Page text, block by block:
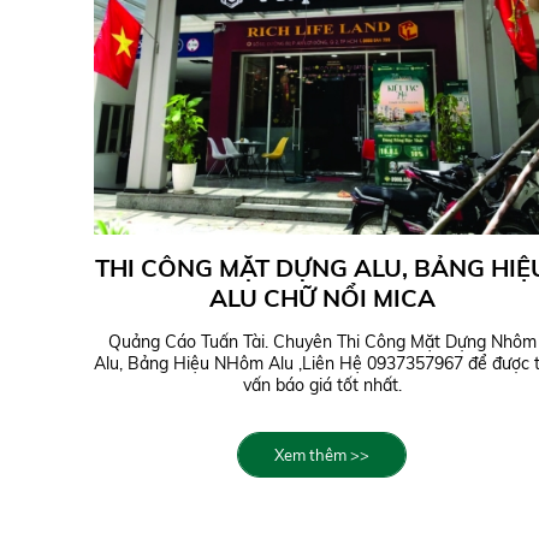
THI CÔNG MẶT DỰNG ALU, BẢNG
ALU CHỮ NỔI MICA
Quảng Cáo Tuấn Tài. Chuyên Thi Công Mặt Dựng Nhôm
Alu, Bảng Hiệu NHôm Alu ,Liên Hệ 0937357967 để được
vấn báo giá tốt nhất.
Xem thêm >>